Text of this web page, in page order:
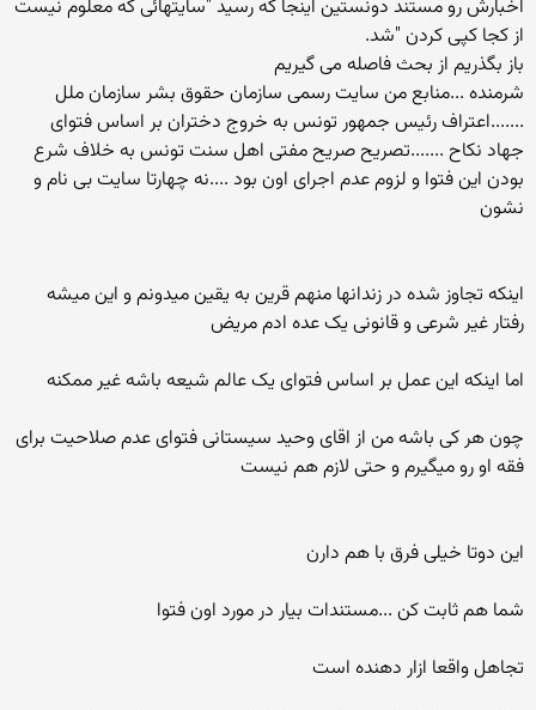
اخبارش رو مستند دونستین اینجا که رسید "سایتهائی که معلوم نیست
از کجا کپی کردن "شد.
باز بگذریم از بحث فاصله می گیریم
شرمنده ...منابع من سایت رسمی سازمان حقوق بشر سازمان ملل
.......اعتراف رئیس جمهور تونس به خروج دختران بر اساس فتوای
جهاد نکاح .......تصریح صریح مفتی اهل سنت تونس به خلاف شرع
بودن این فتوا و لزوم عدم اجرای اون بود ....نه چهارتا سایت بی نام و
نشون
اینکه تجاوز شده در زندانها منهم قرین به یقین میدونم و این میشه
رفتار غیر شرعی و قانونی یک عده ادم مریض
اما اینکه این عمل بر اساس فتوای یک عالم شیعه باشه غیر ممکنه
چون هر کی باشه من از اقای وحید سیستانی فتوای عدم صلاحیت برای
فقه او رو میگیرم و حتی لازم هم نیست
این دوتا خیلی فرق با هم دارن
شما هم ثابت کن ...مستندات بیار در مورد اون فتوا
تجاهل واقعا ازار دهنده است